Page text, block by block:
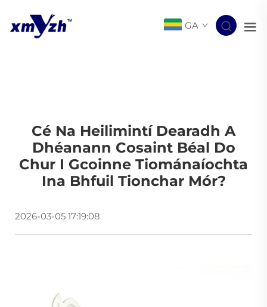
GA
Cé Na Heilimintí Dearadh A
Dhéanann Cosaint Béal Do
Chur I Gcoinne Tiománaíochta
Ina Bhfuil Tionchar Mór?
2026-03-05 17:19:08